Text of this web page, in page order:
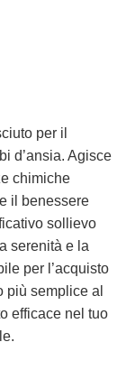
per il
d’ansia. Agisce
chimiche
il benessere
sollievo
serenità e la
per l’acquisto
più semplice al
efficace nel tuo